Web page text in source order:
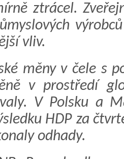
ztrácel.
vliv.
měny v čele s
v prostředí
V Polsku a
HDP za
odhady.